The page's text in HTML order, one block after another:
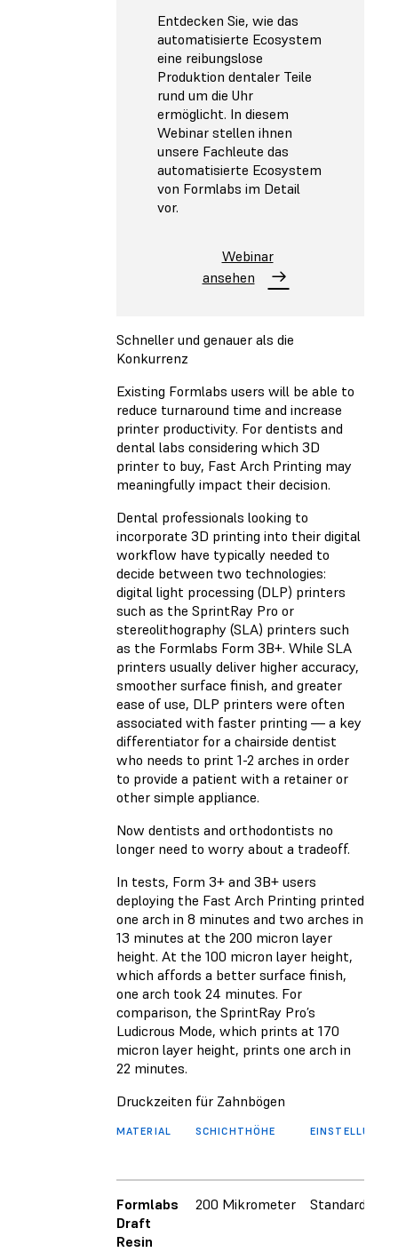
Entdecken Sie, wie das
automatisierte Ecosystem
eine reibungslose
Produktion dentaler Teile
rund um die Uhr
ermöglicht. In diesem
Webinar stellen ihnen
unsere Fachleute das
automatisierte Ecosystem
von Formlabs im Detail
vor.
Webinar
ansehen
Schneller und genauer als die
Konkurrenz
Existing Formlabs users will be able to
reduce turnaround time and increase
printer productivity. For dentists and
dental labs considering which 3D
printer to buy, Fast Arch Printing may
meaningfully impact their decision.
Dental professionals looking to
incorporate 3D printing into their digital
workflow have typically needed to
decide between two technologies:
digital light processing (DLP) printers
such as the SprintRay Pro or
stereolithography (SLA) printers such
as the Formlabs Form 3B+. While SLA
printers usually deliver higher accuracy,
smoother surface finish, and greater
ease of use, DLP printers were often
associated with faster printing — a key
differentiator for a chairside dentist
who needs to print 1-2 arches in order
to provide a patient with a retainer or
other simple appliance.
Now dentists and orthodontists no
longer need to worry about a tradeoff.
In tests, Form 3+ and 3B+ users
deploying the Fast Arch Printing printed
one arch in 8 minutes and two arches in
13 minutes at the 200 micron layer
height. At the 100 micron layer height,
which affords a better surface finish,
one arch took 24 minutes. For
comparison, the SprintRay Pro’s
Ludicrous Mode, which prints at 170
micron layer height, prints one arch in
22 minutes.
Druckzeiten für Zahnbögen
MATERIAL SCHICHTHÖHE EINSTELLUNG
Formlabs
Draft
Resin
200 Mikrometer Standard